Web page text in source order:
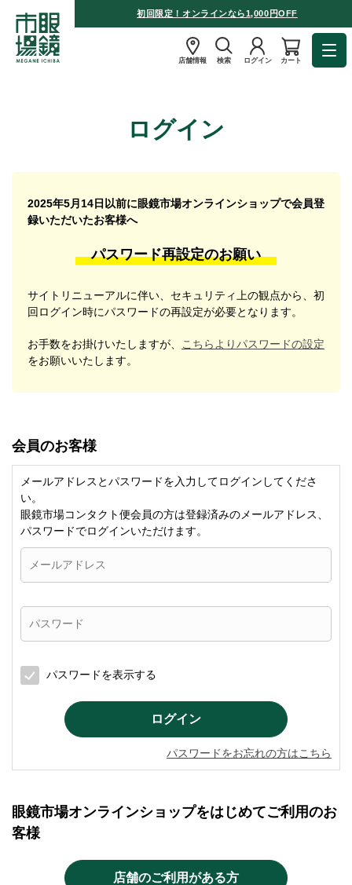
初回限定！オンラインなら1,000円OFF
店舗情報 検索 ログイン カート
ログイン
2025年5月14日以前に眼鏡市場オンラインショップで会員登
録いただいたお客様へ
パスワード再設定のお願い
サイトリニューアルに伴い、セキュリティ上の観点から、初
回ログイン時にパスワードの再設定が必要となります。
お手数をお掛けいたしますが、
こちらよりパスワードの設定
をお願いいたします。
会員のお客様
メールアドレスとパスワードを入力してログインしてくださ
い。
眼鏡市場コンタクト便会員の方は登録済みのメールアドレス、
パスワードでログインいただけます。
パスワードを表示する
パスワードをお忘れの方はこちら
眼鏡市場オンラインショップをはじめてご利用のお
客様
店舗のご利用がある方